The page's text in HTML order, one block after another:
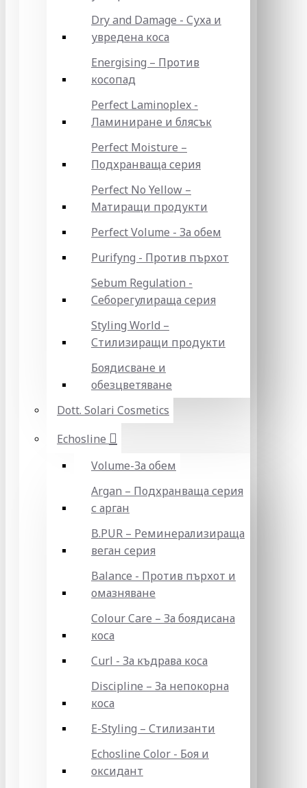
Dry and Damage - Суха и
увредена коса
Energising – Против
косопад
Perfect Laminoplex -
Ламиниране и блясък
Perfect Moisture –
Подхранваща серия
Perfect No Yellow –
Матиращи продукти
Perfect Volume - За обем
Purifyng - Против пърхот
Sebum Regulation -
Себорегулираща серия
Styling World –
Стилизиращи продукти
Боядисване и
обезцветяване
Dott. Solari Cosmetics
Echosline
Volume-За обем
Argan – Подхранваща серия
с арган
B.PUR – Реминерализираща
веган серия
Balance - Против пърхот и
омазняване
Colour Care – За боядисана
коса
Curl - За къдрава коса
Discipline – За непокорна
коса
E-Styling – Стилизанти
Echosline Color - Боя и
оксидант